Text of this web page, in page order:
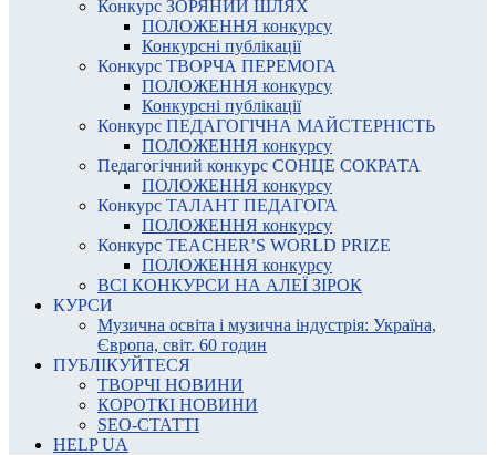
Конкурс ЗОРЯНИЙ ШЛЯХ
ПОЛОЖЕННЯ конкурсу
Конкурсні публікації
Конкурс ТВОРЧА ПЕРЕМОГА
ПОЛОЖЕННЯ конкурсу
Конкурсні публікації
Конкурс ПЕДАГОГІЧНА МАЙСТЕРНІСТЬ
ПОЛОЖЕННЯ конкурсу
Педагогічний конкурс СОНЦЕ СОКРАТА
ПОЛОЖЕННЯ конкурсу
Конкурс ТАЛАНТ ПЕДАГОГА
ПОЛОЖЕННЯ конкурсу
Конкурс TEACHER’S WORLD PRIZE
ПОЛОЖЕННЯ конкурсу
ВСІ КОНКУРСИ НА АЛЕЇ ЗІРОК
КУРСИ
Музична освіта і музична індустрія: Україна,
Європа, світ. 60 годин
ПУБЛІКУЙТЕСЯ
ТВОРЧІ НОВИНИ
КОРОТКІ НОВИНИ
SEO-СТАТТІ
HELP UA